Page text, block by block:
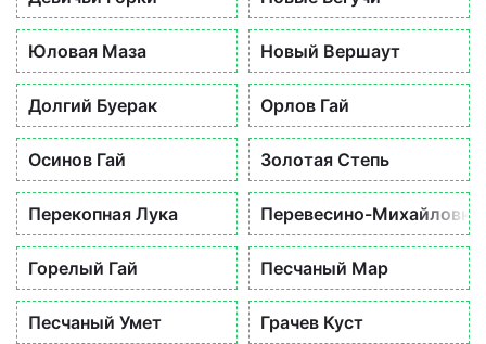
Юловая Маза Новый Вершаут
Долгий Буерак Орлов Гай
Осинов Гай Золотая Степь
Перекопная Лука Перевесино-Михайловка
Горелый Гай Песчаный Мар
Песчаный Умет Грачев Куст